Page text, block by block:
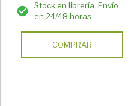
Stock en librería. Envío
en 24/48 horas
COMPRAR